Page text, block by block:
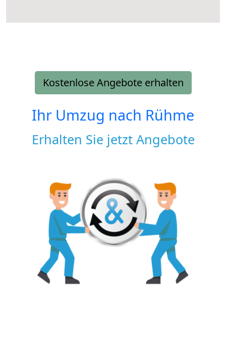
Kostenlose Angebote erhalten
Ihr Umzug nach Rühme
Erhalten Sie jetzt Angebote